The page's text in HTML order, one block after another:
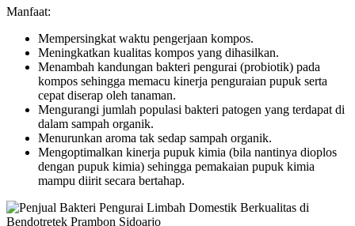
Manfaat:
Mempersingkat waktu pengerjaan kompos.
Meningkatkan kualitas kompos yang dihasilkan.
Menambah kandungan bakteri pengurai (probiotik) pada
kompos sehingga memacu kinerja penguraian pupuk serta
cepat diserap oleh tanaman.
Mengurangi jumlah populasi bakteri patogen yang terdapat di
dalam sampah organik.
Menurunkan aroma tak sedap sampah organik.
Mengoptimalkan kinerja pupuk kimia (bila nantinya dioplos
dengan pupuk kimia) sehingga pemakaian pupuk kimia
mampu diirit secara bertahap.